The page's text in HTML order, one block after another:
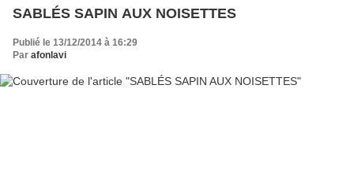
SABLÉS SAPIN AUX NOISETTES
Publié le 13/12/2014 à 16:29
Par afonlavi